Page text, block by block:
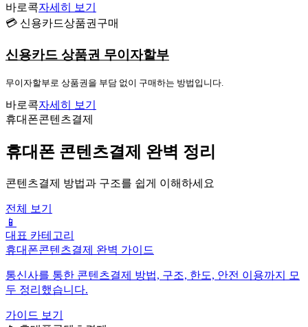
바로콕자세히 보기
💳 신용카드상품권구매
신용카드 상품권 무이자할부
무이자할부로 상품권을 부담 없이 구매하는 방법입니다.
바로콕자세히 보기
휴대폰콘텐츠결제
휴대폰 콘텐츠결제 완벽 정리
콘텐츠결제 방법과 구조를 쉽게 이해하세요
전체 보기
📱
대표 카테고리
휴대폰콘텐츠결제 완벽 가이드
통신사를 통한 콘텐츠결제 방법, 구조, 한도, 안전 이용까지 모
두 정리했습니다.
가이드 보기